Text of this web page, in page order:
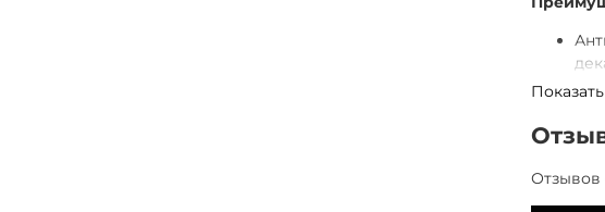
Отзывов